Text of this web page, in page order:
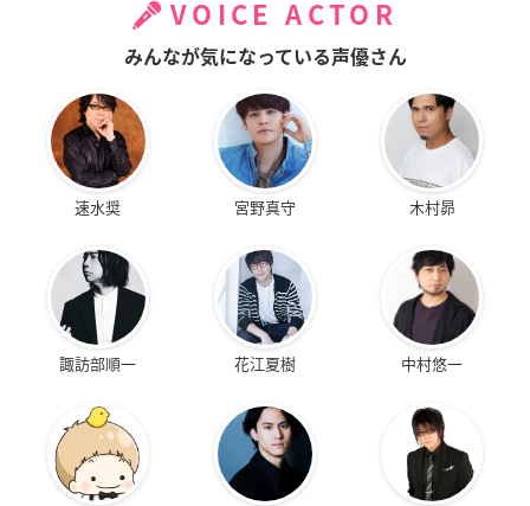
VOICE ACTOR
みんなが気になっている声優さん
速水奨 宮野真守 木村昴
諏訪部順一 花江夏樹 中村悠一